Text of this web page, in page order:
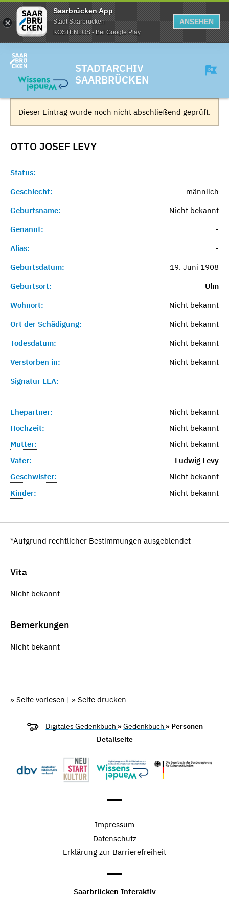
Saarbrücken App
Stadt Saarbrücken
KOSTENLOS - Bei Google Play
ANSEHEN
STADTARCHIV
SAARBRÜCKEN
Dieser Eintrag wurde noch nicht abschließend geprüft.
OTTO JOSEF LEVY
Status:
Geschlecht:
männlich
Geburtsname:
Nicht bekannt
Genannt:
-
Alias:
-
Geburtsdatum:
19. Juni 1908
Geburtsort:
Ulm
Wohnort:
Nicht bekannt
Ort der Schädigung:
Nicht bekannt
Todesdatum:
Nicht bekannt
Verstorben in:
Nicht bekannt
Signatur LEA:
Ehepartner:
Nicht bekannt
Hochzeit:
Nicht bekannt
Mutter:
Nicht bekannt
Vater:
Ludwig Levy
Geschwister:
Nicht bekannt
Kinder:
Nicht bekannt
*Aufgrund rechtlicher Bestimmungen ausgeblendet
Vita
Nicht bekannt
Bemerkungen
Nicht bekannt
» Seite vorlesen | » Seite drucken
Digitales Gedenkbuch »Gedenkbuch » Personen
Detailseite
Impressum
Datenschutz
Erklärung zur Barrierefreiheit
Saarbrücken Interaktiv